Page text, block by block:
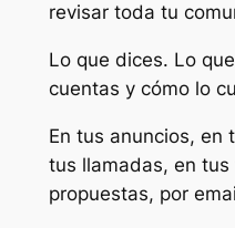
revisar toda tu
Lo que dices. Lo
cuentas y cómo lo
En tus anuncios, en
tus llamadas, en
propuestas, por